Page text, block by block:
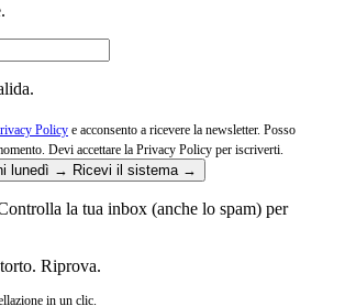
Policy e acconsento a ricevere la newsletter. Posso
Devi accettare la Privacy Policy per iscriverti.
lunedì → Ricevi il sistema →
la tua inbox (anche lo spam) per
Riprova.
in un clic.